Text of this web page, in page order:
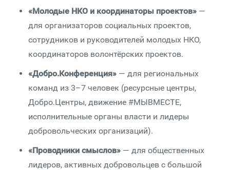
«Молодые НКО и координаторы проектов» —
для организаторов социальных проектов,
сотрудников и руководителей молодых НКО,
координаторов волонтёрских проектов.
«Добро.Конференция» — для региональных
команд из 3–7 человек (ресурсные центры,
Добро.Центры, движение #МЫВМЕСТЕ,
исполнительные органы власти и лидеры
добровольческих организаций).
«Проводники смыслов» — для общественных
лидеров, активных добровольцев с большой